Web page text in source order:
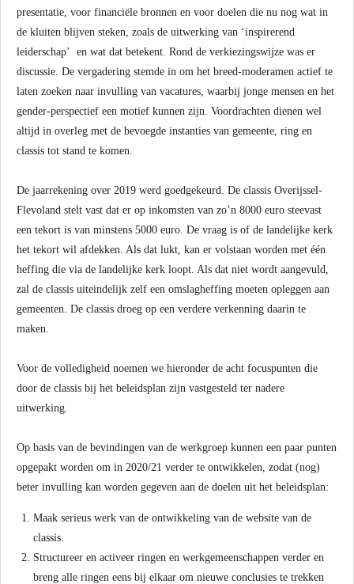
presentatie, voor financiële bronnen en voor doelen die nu nog wat in
de kluiten blijven steken, zoals de uitwerking van ‘inspirerend
leiderschap’ en wat dat betekent. Rond de verkiezingswijze was er
discussie. De vergadering stemde in om het breed-moderamen actief te
laten zoeken naar invulling van vacatures, waarbij jonge mensen en het
gender-perspectief een motief kunnen zijn. Voordrachten dienen wel
altijd in overleg met de bevoegde instanties van gemeente, ring en
classis tot stand te komen.
De jaarrekening over 2019 werd goedgekeurd. De classis Overijssel-
Flevoland stelt vast dat er op inkomsten van zo’n 8000 euro steevast
een tekort is van minstens 5000 euro. De vraag is of de landelijke kerk
het tekort wil afdekken. Als dat lukt, kan er volstaan worden met één
heffing die via de landelijke kerk loopt. Als dat niet wordt aangevuld,
zal de classis uiteindelijk zelf een omslagheffing moeten opleggen aan
gemeenten. De classis droeg op een verdere verkenning daarin te
maken.
Voor de volledigheid noemen we hieronder de acht focuspunten die
door de classis bij het beleidsplan zijn vastgesteld ter nadere
uitwerking.
Op basis van de bevindingen van de werkgroep kunnen een paar punten
opgepakt worden om in 2020/21 verder te ontwikkelen, zodat (nog)
beter invulling kan worden gegeven aan de doelen uit het beleidsplan:
Maak serieus werk van de ontwikkeling van de website van de
classis.
Structureer en activeer ringen en werkgemeenschappen verder en
breng alle ringen eens bij elkaar om nieuwe conclusies te trekken